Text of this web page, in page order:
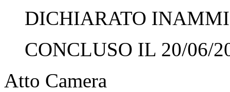
DICHIARATO
CONCLUSO IL 20/06/
Atto Camera